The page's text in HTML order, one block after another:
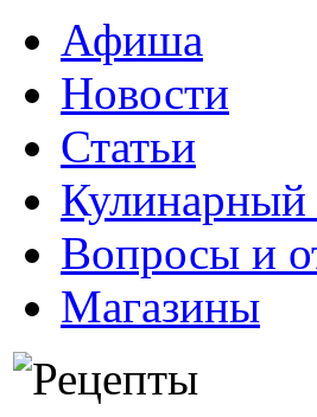
Афиша
Новости
Статьи
Кулинарный
Вопросы и
Магазины